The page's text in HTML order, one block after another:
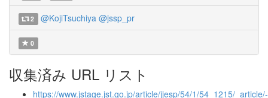
2 @KojiTsuchiya @jssp_pr
0
収集済み URL リスト
https://www.jstage.jst.go.jp/article/jjesp/54/1/54_1215/_article/-